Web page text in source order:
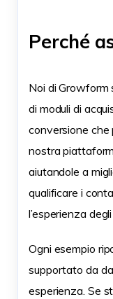
Perché
Noi di Growform
di moduli di
conversione che
nostra
aiutandole a
qualificare i
l’esperienza
Ogni esempio
supportato da
esperienza. Se